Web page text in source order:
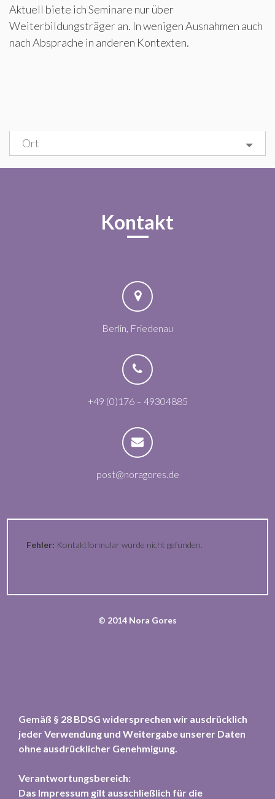
Aktuell biete ich Seminare nur über
Weiterbildungsträger an. In wenigen Ausnahmen auch
nach Absprache in anderen Kontexten.
Ort
Kontakt
Berlin, Friedenau
+49 (0)176 – 49304885
post@noragores.de
Fehler: Kontaktformular wurde nicht gefunden.
© 2014 Nora Gores
Gemäß § 28 BDSG widersprechen wir ausdrücklich
jeder Verwendung und Weitergabe unserer Daten
ohne ausdrücklicher Genehmigung.
Verantwortungsbereich:
Das Impressum gilt ausschließlich für die